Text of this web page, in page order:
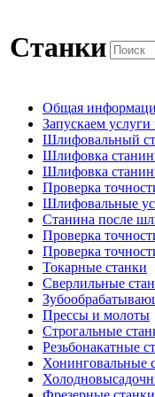
Станки
Общая
Запускаем
Шлифовальный
Шлифовка
Шлифовка
Проверка
Шлифовальные
Станина после
Проверка
Проверка
Токарные станки
Сверлильные
Прессы и молоты
Строгальные
Резьбонакатные
Хонинговальные